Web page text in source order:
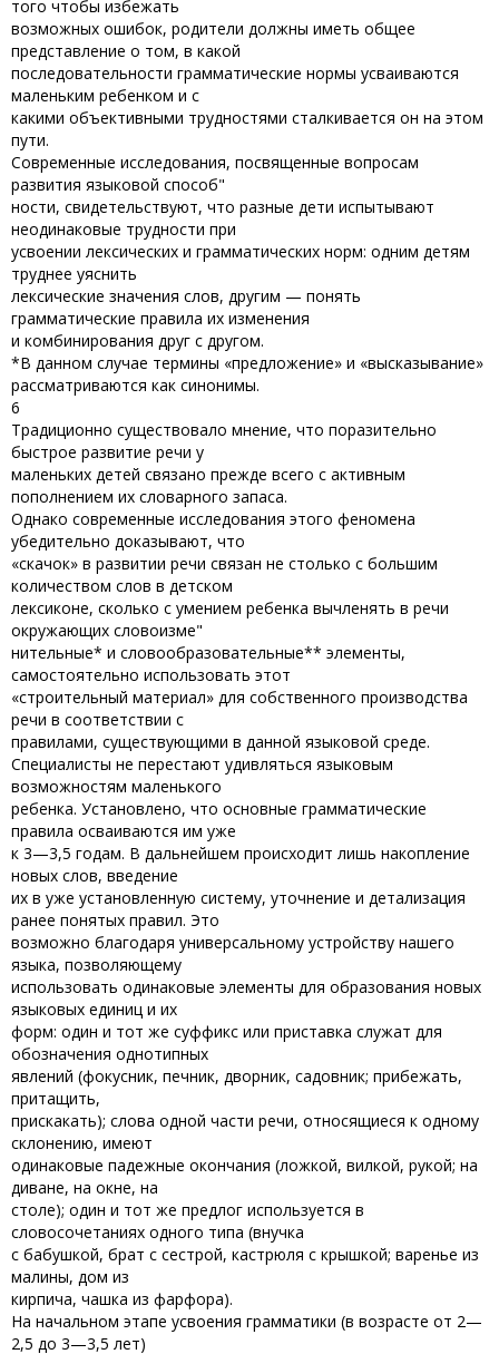
того чтобы избежать
возможных ошибок, родители должны иметь общее
представление о том, в какой
последовательности грамматические нормы усваиваются
маленьким ребенком и с
какими объективными трудностями сталкивается он на этом
пути.
Современные исследования, посвященные вопросам
развития языковой способ"
ности, свидетельствуют, что разные дети испытывают
неодинаковые трудности при
усвоении лексических и грамматических норм: одним детям
труднее уяснить
лексические значения слов, другим — понять
грамматические правила их изменения
и комбинирования друг с другом.
*В данном случае термины «предложение» и «высказывание»
рассматриваются как синонимы.
6
Традиционно существовало мнение, что поразительно
быстрое развитие речи у
маленьких детей связано прежде всего с активным
пополнением их словарного запаса.
Однако современные исследования этого феномена
убедительно доказывают, что
«скачок» в развитии речи связан не столько с большим
количеством слов в детском
лексиконе, сколько с умением ребенка вычленять в речи
окружающих словоизме"
нительные* и словообразовательные** элементы,
самостоятельно использовать этот
«строительный материал» для собственного производства
речи в соответствии с
правилами, существующими в данной языковой среде.
Специалисты не перестают удивляться языковым
возможностям маленького
ребенка. Установлено, что основные грамматические
правила осваиваются им уже
к 3—3,5 годам. В дальнейшем происходит лишь накопление
новых слов, введение
их в уже установленную систему, уточнение и детализация
ранее понятых правил. Это
возможно благодаря универсальному устройству нашего
языка, позволяющему
использовать одинаковые элементы для образования новых
языковых единиц и их
форм: один и тот же суффикс или приставка служат для
обозначения однотипных
явлений (фокусник, печник, дворник, садовник; прибежать,
притащить,
прискакать); слова одной части речи, относящиеся к одному
склонению, имеют
одинаковые падежные окончания (ложкой, вилкой, рукой; на
диване, на окне, на
столе); один и тот же предлог используется в
словосочетаниях одного типа (внучка
с бабушкой, брат с сестрой, кастрюля с крышкой; варенье из
малины, дом из
кирпича, чашка из фарфора).
На начальном этапе усвоения грамматики (в возрасте от 2—
2,5 до 3—3,5 лет)